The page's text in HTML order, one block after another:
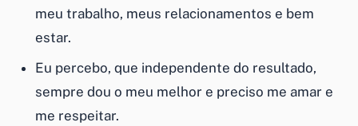
meu trabalho, meus relacionamentos e bem
estar.
Eu percebo, que independente do resultado,
sempre dou o meu melhor e preciso me amar e
me respeitar.